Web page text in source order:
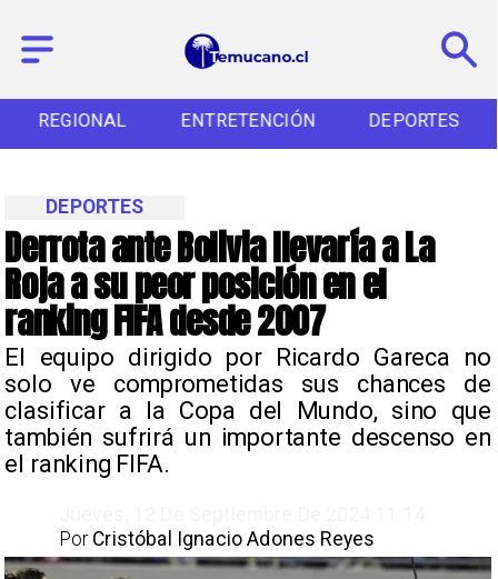
REGIONAL ENTRETENCIÓN DEPORTES
Derrota ante Bolivia llevaría a La
Roja a su peor posición en el
ranking FIFA desde 2007
El equipo dirigido por Ricardo Gareca no
solo ve comprometidas sus chances de
clasificar a la Copa del Mundo, sino que
también sufrirá un importante descenso en
el ranking FIFA.
DEPORTES
Cristóbal Ignacio Adones Reyes
Por